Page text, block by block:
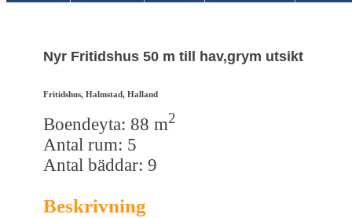
Nyr Fritidshus 50 m till hav,grym utsikt
Fritidshus, Halmstad, Halland
Boendeyta: 88 m2
Antal rum: 5
Antal bäddar: 9
Beskrivning